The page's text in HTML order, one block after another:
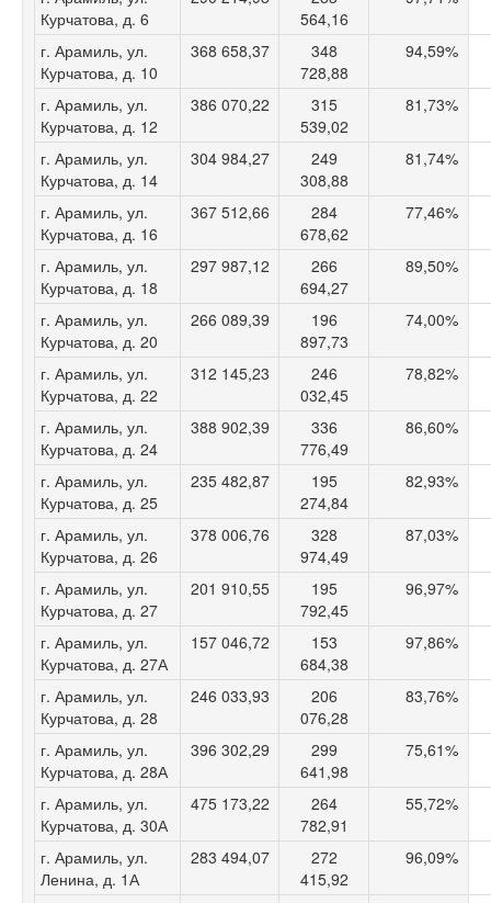
Курчатова, д. 6
564,16
г. Арамиль, ул.
Курчатова, д. 10
368 658,37
348
728,88
94,59%
г. Арамиль, ул.
Курчатова, д. 12
386 070,22
315
539,02
81,73%
г. Арамиль, ул.
Курчатова, д. 14
304 984,27
249
308,88
81,74%
г. Арамиль, ул.
Курчатова, д. 16
367 512,66
284
678,62
77,46%
г. Арамиль, ул.
Курчатова, д. 18
297 987,12
266
694,27
89,50%
г. Арамиль, ул.
Курчатова, д. 20
266 089,39
196
897,73
74,00%
г. Арамиль, ул.
Курчатова, д. 22
312 145,23
246
032,45
78,82%
г. Арамиль, ул.
Курчатова, д. 24
388 902,39
336
776,49
86,60%
г. Арамиль, ул.
Курчатова, д. 25
235 482,87
195
274,84
82,93%
г. Арамиль, ул.
Курчатова, д. 26
378 006,76
328
974,49
87,03%
г. Арамиль, ул.
Курчатова, д. 27
201 910,55
195
792,45
96,97%
г. Арамиль, ул.
Курчатова, д. 27А
157 046,72
153
684,38
97,86%
г. Арамиль, ул.
Курчатова, д. 28
246 033,93
206
076,28
83,76%
г. Арамиль, ул.
Курчатова, д. 28А
396 302,29
299
641,98
75,61%
г. Арамиль, ул.
Курчатова, д. 30А
475 173,22
264
782,91
55,72%
г. Арамиль, ул.
Ленина, д. 1А
283 494,07
272
415,92
96,09%